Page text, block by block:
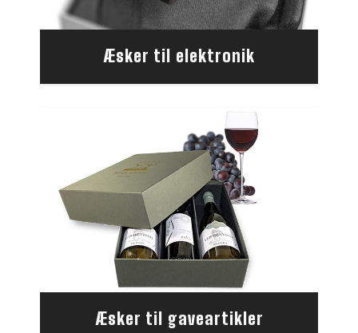
Æsker til elektronik
Æsker til gaveartikler